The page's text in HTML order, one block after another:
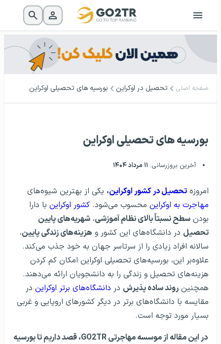
صفحه اصلی تحصیل در اوکراین بورسیه های تحصیلی اوکراین
بورسیه های تحصیلی اوکراین
آخرین بروزرسانی: ۱۱ مرداد ۱۴۰۴
امروزه تحصیل در کشور اوکراین، یکی از بهترین شیوه‌های
مهاجرت به اوکراین محسوب می‌شود. کشور اوکراین با دارا
بودن سطح نسبتاً بالای نظام آموزشی، شهریه‌های پایین
تحصیل در دانشگاه‌های این کشور و هزینه‌های زندگی پایین،
سالانه افراد زیادی را از سرتاسر جهان به خود جذب می‌کند.
علاوه‌بر این، بورسیه‌های تحصیلی اوکراین امکان کم کردن
هزینه‌های تحصیل و زندگی را به دانشجویان ارائه می‌دهند.
همچنین روند ساده پذیرش در دانشگاه‌های برتر اوکراین در
مقایسه با دانشگاه‌های برتر در دیگر کشورهای اروپایی و غربی
بسیار مورد توجه است.
در این مقاله از موسسه مهاجرتی GO2TR، قصد داریم تا بورسیه